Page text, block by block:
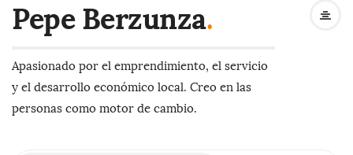
Pepe Berzunza.
Apasionado por el emprendimiento, el servicio
y el desarrollo económico local. Creo en las
personas como motor de cambio.